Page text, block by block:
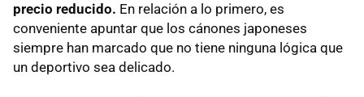
precio reducido. En relación a lo primero, es
conveniente apuntar que los cánones japoneses
siempre han marcado que no tiene ninguna lógica que
un deportivo sea delicado.